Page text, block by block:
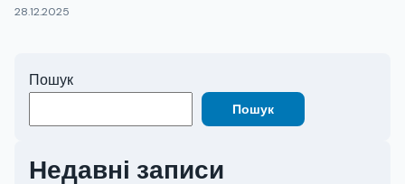
28.12.2025
Пошук
Пошук
Недавні записи